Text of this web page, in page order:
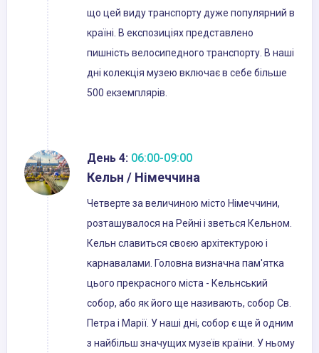
що цей виду транспорту дуже популярний в
країні. В експозиціях представлено
пишність велосипедного транспорту. В наші
дні колекція музею включає в себе більше
500 екземплярів.
День 4: 06:00-09:00
Кельн / Німеччина
Четверте за величиною місто Німеччини,
розташувалося на Рейні і зветься Кельном.
Кельн славиться своєю архітектурою і
карнавалами. Головна визначна пам'ятка
цього прекрасного міста - Кельнський
собор, або як його ще називають, собор Св.
Петра і Марії. У наші дні, собор є ще й одним
з найбільш значущих музеїв країни. У ньому